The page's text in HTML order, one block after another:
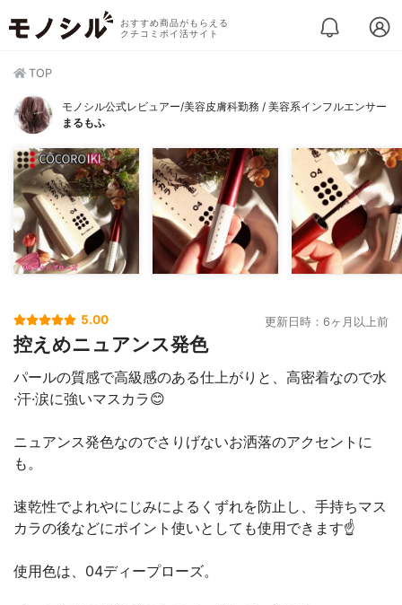
おすすめ商品がもらえる
クチコミポイ活サイト
TOP
モノシル公式レビュアー/美容皮膚科勤務 / 美容系インフルエンサー
まるもふ
5.00 更新日時：6ヶ月以上前
控えめニュアンス発色
パールの質感で高級感のある仕上がりと、高密着なので水
·汗·涙に強いマスカラ😊
ニュアンス発色なのでさりげないお洒落のアクセントに
も。
速乾性でよれやにじみによるくずれを防止し、手持ちマス
カラの後などにポイント使いとしても使用できます☝️
使用色は、04ディープローズ。